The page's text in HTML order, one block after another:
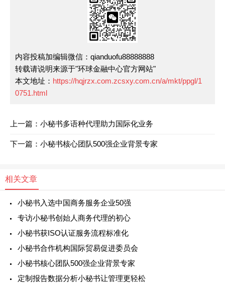
内容投稿加编辑微信：qianduofu88888888
转载请说明来源于"环球金融中心官方网站"
本文地址： https://hqjrzx.com.zcsxy.com.cn/a/mkt/ppgl/1
0751.html
上一篇：小秘书多语种代理助力国际化业务
下一篇：小秘书核心团队500强企业背景专家
相关文章
小秘书入选中国商务服务企业50强
专访小秘书创始人商务代理的初心
小秘书获ISO认证服务流程标准化
小秘书合作机构国际贸易促进委员会
小秘书核心团队500强企业背景专家
定制报告数据分析小秘书让管理更轻松